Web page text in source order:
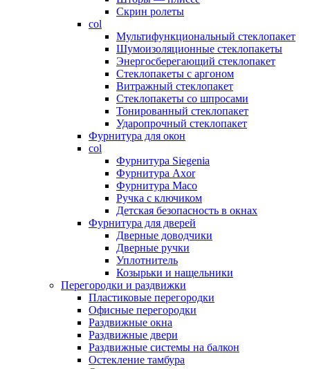
Скрин ролеты
col
Мультифункциональный стеклопакет
Шумоизоляционные стеклопакеты
Энергосберегающий стеклопакет
Стеклопакеты с аргоном
Витражный стеклопакет
Стеклопакеты со шпросами
Тонированный стеклопакет
Ударопрочный стеклопакет
Фурнитура для окон
col
Фурнитура Siegenia
Фурнитура Axor
Фурнитура Maco
Ручка с ключиком
Детская безопасность в окнах
Фурнитура для дверей
Дверные доводчики
Дверные ручки
Уплотнитель
Козырьки и нащельники
Перегородки и раздвижки
Пластиковые перегородки
Офисные перегородки
Раздвижные окна
Раздвижные двери
Раздвижные системы на балкон
Остекление тамбура